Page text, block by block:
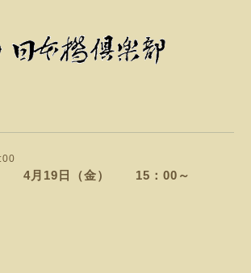
4月19日（金） 15：00～